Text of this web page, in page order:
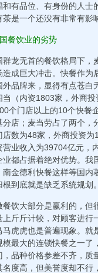
和有品位、有身份的人士
茶是一个还没有非常有影
餐饮业的劣势
群龙无首的餐饮格局下，
造成巨大冲击。快餐作
外品牌来，显得有点苍
当（内资1803家，外商
个门店以上的10个快餐
分店；麦当劳占了两个
店数为48家，外商投资
营业收入为39704亿元，
业都占据着绝对优势。我
南金德利快餐这样等国内
到底就是缺乏系统规划。
餐饮大部分是赢利的，但
上斤斤计较，对顾客进行
马虎虎也是普遍现象。
模最大的连锁快餐之一了
，品种价格参差不齐，质
名度高，但美誉度却不行